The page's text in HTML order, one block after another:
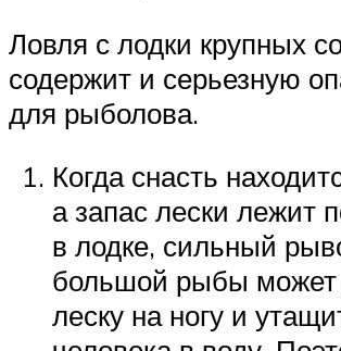
Ловля с лодки крупных
содержит и серьезную
для рыболова.
Когда снасть
а запас лески лежит
в лодке, сильный
большой рыбы может
леску на ногу и